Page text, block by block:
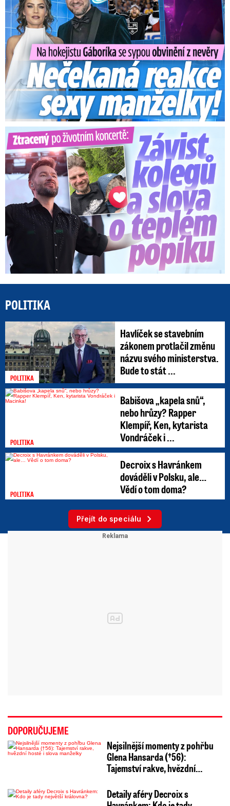
Ztracený po životním koncertě: Závist kolegů a teplý popík
POLITIKA
POLITIKA
Havlíček se stavebním
zákonem protlačil změnu
názvu svého ministerstva.
Bude to stát ...
POLITIKA
Babišova „kapela snů“,
nebo hrůzy? Rapper
Klempíř, Ken, kytarista
Vondráček i ...
POLITIKA
Decroix s Havránkem
dováděli v Polsku, ale…
Vědí o tom doma?
Přejít do speciálu
DOPORUČUJEME
Nejsilnější momenty z pohřbu
Glena Hansarda (†56):
Tajemství rakve, hvězdní…
Detaily aféry Decroix s